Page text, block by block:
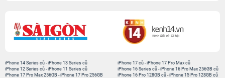
iPhone 14 Series cũ -iPhone 13 Series cũ
iPhone 12 Series cũ -iPhone 11 Series cũ
iPhone 17 Pro Max 256GB -iPhone 17 Pro 256GB
iPhone 17 cũ -iPhone 17 Pro Max cũ
iPhone 16 Series cũ - iPhone 16 Pro Max 256GB cũ
iPhone 16 Pro 128GB cũ -iPhone 15 Pro 128GB cũ